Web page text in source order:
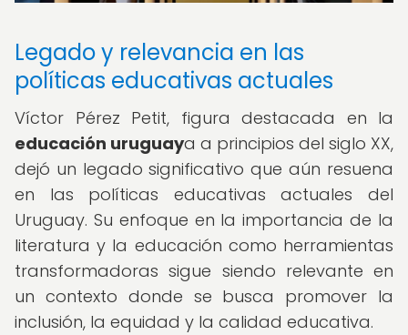
Legado y relevancia en las
políticas educativas actuales
Víctor Pérez Petit, figura destacada en la
educación uruguaya a principios del siglo XX,
dejó un legado significativo que aún resuena
en las políticas educativas actuales del
Uruguay. Su enfoque en la importancia de la
literatura y la educación como herramientas
transformadoras sigue siendo relevante en
un contexto donde se busca promover la
inclusión, la equidad y la calidad educativa.